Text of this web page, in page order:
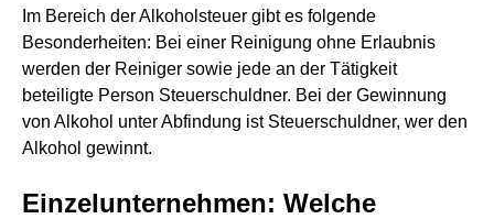
Im Bereich der Alkoholsteuer gibt es folgende
Besonderheiten: Bei einer Reinigung ohne Erlaubnis
werden der Reiniger sowie jede an der Tätigkeit
beteiligte Person Steuerschuldner. Bei der Gewinnung
von Alkohol unter Abfindung ist Steuerschuldner, wer den
Alkohol gewinnt.
Einzelunternehmen: Welche